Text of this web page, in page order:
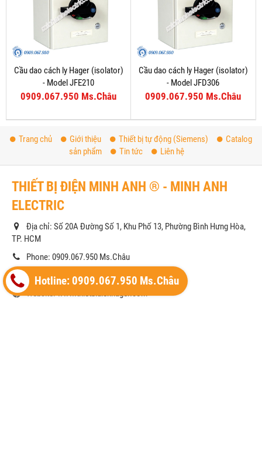
Cầu dao cách ly Hager (isolator)
- Model JFE210
0909.067.950 Ms.Châu
Cầu dao cách ly Hager (isolator)
- Model JFD306
0909.067.950 Ms.Châu
Trang chủ Giới thiệu Thiết bị tự động (Siemens)
Catalog
sản phẩm
Tin tức Liên hệ
THIẾT BỊ ĐIỆN MINH ANH ® - MINH ANH
ELECTRIC
Địa chỉ: Số 20A Đường Số 1, Khu Phố 13, Phường Bình Hưng Hòa,
TP. HCM
Phone: 0909.067.950 Ms.Châu
Email:sales@minhanhelectric.com
Website:www.thietbidienhager.com
Hotline: 0909.067.950 Ms.Châu